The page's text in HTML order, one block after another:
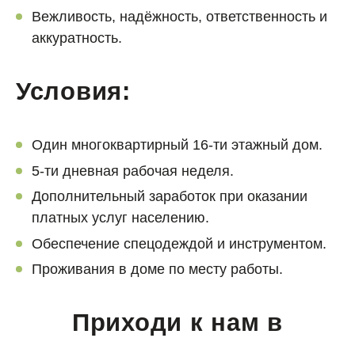
Вежливость, надёжность, ответственность и
аккуратность.
Условия:
Один многоквартирный 16-ти этажный дом.
5-ти дневная рабочая неделя.
Дополнительный заработок при оказании
платных услуг населению.
Обеспечение спецодеждой и инструментом.
Проживания в доме по месту работы.
Приходи к нам в